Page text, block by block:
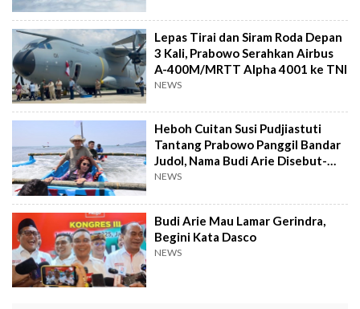
Lepas Tirai dan Siram Roda Depan
3 Kali, Prabowo Serahkan Airbus
A-400M/MRTT Alpha 4001 ke TNI
NEWS
Heboh Cuitan Susi Pudjiastuti
Tantang Prabowo Panggil Bandar
Judol, Nama Budi Arie Disebut-
sebut
NEWS
Budi Arie Mau Lamar Gerindra,
Begini Kata Dasco
NEWS